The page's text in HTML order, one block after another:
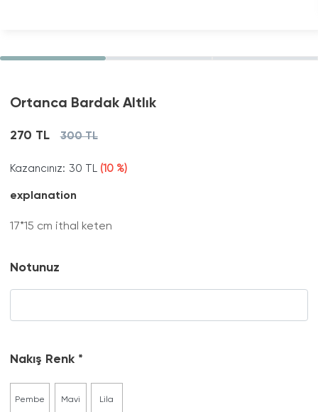
Ortanca Bardak Altlık
270 TL 300 TL
Kazancınız: 30 TL (10 %)
explanation
17*15 cm ithal keten
Notunuz
Nakış Renk
Pembe Mavi Lila